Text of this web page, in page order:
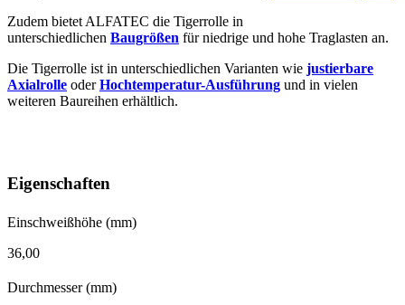
Zudem bietet ALFATEC die Tigerrolle in
unterschiedlichen Baugrößen für niedrige und hohe Traglasten an.
Die Tigerrolle ist in unterschiedlichen Varianten wie justierbare
Axialrolle oderHochtemperatur-Ausführung und in vielen
weiteren Baureihen erhältlich.
Eigenschaften
Einschweißhöhe (mm)
36,00
Durchmesser (mm)